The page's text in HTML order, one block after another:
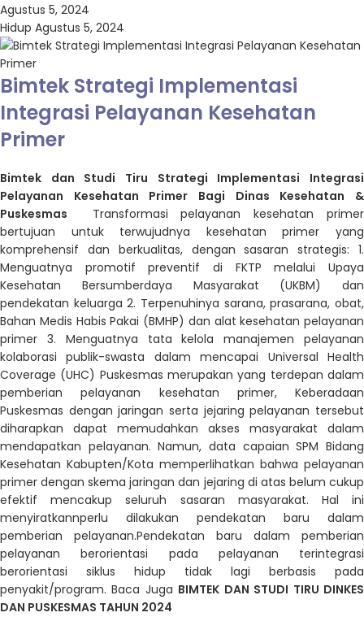
Agustus 5, 2024
Hidup Agustus 5, 2024
Bimtek Strategi Implementasi
Integrasi Pelayanan Kesehatan
Primer
Bimtek dan Studi Tiru Strategi Implementasi Integrasi
Pelayanan Kesehatan Primer Bagi Dinas Kesehatan &
Puskesmas
Transformasi pelayanan kesehatan primer
bertujuan untuk terwujudnya kesehatan primer yang
komprehensif dan berkualitas, dengan sasaran strategis: 1.
Menguatnya promotifpreventif di FKTP melalui Upaya
Kesehatan Bersumberdaya Masyarakat (UKBM) dan
pendekatan keluarga 2. Terpenuhinya sarana, prasarana, obat,
Bahan Medis Habis Pakai (BMHP) dan alat kesehatan pelayanan
primer 3. Menguatnya tata kelolamanajemen pelayanan
kolaborasi publik-swasta dalammencapai Universal Health
Coverage (UHC) Puskesmas merupakan yang terdepan dalam
pemberian pelayanan kesehatan primer, Keberadaan
Puskesmas dengan jaringan serta jejaring pelayanan tersebut
diharapkan dapat memudahkan akses masyarakat dalam
mendapatkan pelayanan. Namun, data capaian SPM Bidang
Kesehatan Kabupten/Kota memperlihatkan bahwa pelayanan
primerdengan skema jaringan dan jejaring di atas belum cukup
efektifmencakup seluruh sasaran masyarakat. Hal ini
menyiratkannperlu dilakukan pendekatan baru dalam
pemberian pelayanan.Pendekatan baru dalam pemberian
pelayananberorientasi pada pelayanan terintegrasi
berorientasi siklus hidup tidak lagi berbasis pada
penyakit/program. Baca Juga BIMTEK DAN STUDI TIRU DINKES
DAN PUSKESMAS TAHUN 2024